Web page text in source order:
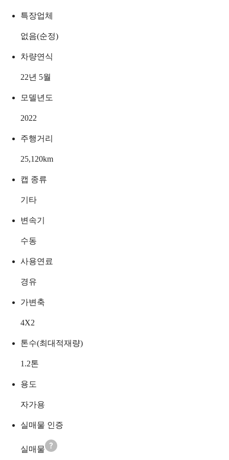
특장업체
없음(순정)
차량연식
22년 5월
모델년도
2022
주행거리
25,120km
캡 종류
기타
변속기
수동
사용연료
경유
가변축
4X2
톤수(최대적재량)
1.2톤
용도
자가용
실매물 인증
실매물